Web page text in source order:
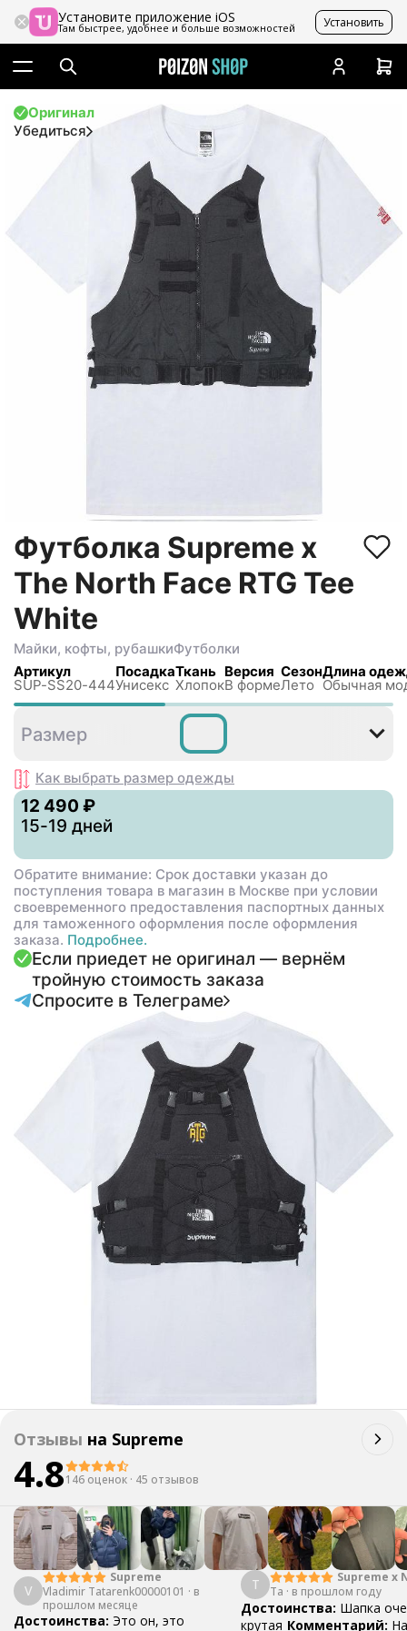
Установите приложение iOS
Там быстрее, удобнее и больше возможностей Установить
Оригинал
Убедиться
Футболка Supreme x
The North Face RTG Tee
White
Майки, кофты, рубашкиФутболки
Артикул
SUP-SS20-444
Посадка
Унисекс
Ткань
Хлопок
Версия
В форме
Сезон
Лето
Длина
Обычная
Размер
Как выбрать размер одежды
12 490 ₽
15-19 дней
Обратите внимание: Срок доставки указан до
поступления товара в магазин в Москве при условии
своевременного предоставления паспортных данных
для таможенного оформления после оформления
заказа. Подробнее.
Если приедет не оригинал — вернём
тройную стоимость заказа
Спросите в Телеграме
Отзывы на Supreme
4.8146 оценок · 45 отзывов
V
Supreme
Vladimir Tatarenk00000101 · в
прошлом месяце
Достоинства: Это он, это
Т
Supreme x
Box Logo
Та · в прошлом году
Достоинства: Шапка
крутая Комментарий: